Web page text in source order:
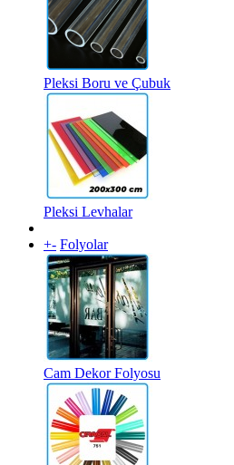
Pleksi Boru ve Çubuk
Pleksi Levhalar
+- Folyolar
Cam Dekor Folyosu